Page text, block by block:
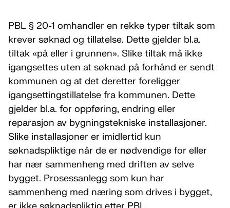
PBL § 20-1 omhandler en rekke typer tiltak som
krever søknad og tillatelse. Dette gjelder bl.a.
tiltak «på eller i grunnen». Slike tiltak må ikke
igangsettes uten at søknad på forhånd er sendt
kommunen og at det deretter foreligger
igangsettingstillatelse fra kommunen. Dette
gjelder bl.a. for oppføring, endring eller
reparasjon av bygningstekniske installasjoner.
Slike installasjoner er imidlertid kun
søknadspliktige når de er nødvendige for eller
har nær sammenheng med driften av selve
bygget. Prosessanlegg som kun har
sammenheng med næring som drives i bygget,